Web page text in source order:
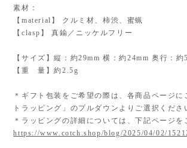
素材：
【material】 クルミ材、柿渋、蜜蝋
【clasp】 真鍮／ニッケルフリー
【サイズ】縦：約29mm 横：約24mm 奥行：約
【重 量】約2.5g
＊ギフト包装をご希望の際は、各商品ページに
トラッピング」のプルダウンよりご選択くださ
＊ラッピングの詳細については、下記ページを
https://www.cotch.shop/blog/2025/04/02/